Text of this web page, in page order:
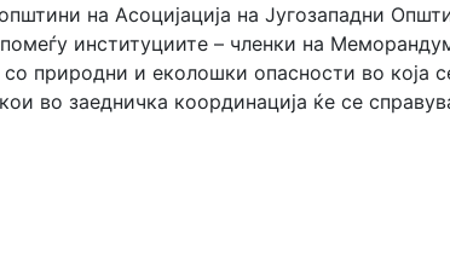
на Асоцијација на Југозападни
институциите – членки на
природни и еколошки опасности во која
во заедничка координација ќе се